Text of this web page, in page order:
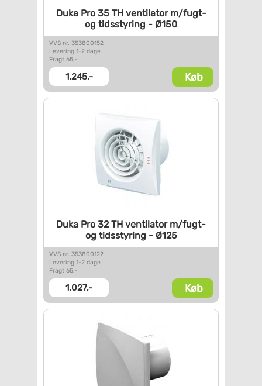
Duka Pro 35 TH ventilatorm/fugt-
og tidsstyring - Ø150
VVS nr. 353800152
Levering 1-2 dage
Fragt 65,-
1.245,- Køb
Duka Pro 32 TH ventilatorm/fugt-
og tidsstyring - Ø125
VVS nr. 353800122
Levering 1-2 dage
Fragt 65,-
1.027,- Køb